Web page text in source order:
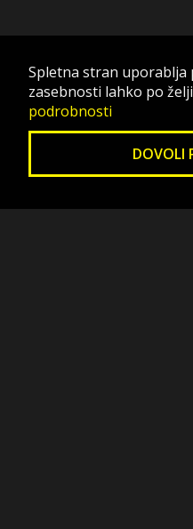
Spletna stran uporablja
zasebnosti lahko po
podrobnosti
DOVOLI